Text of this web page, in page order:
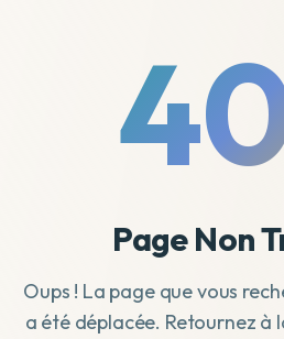
Page Non
Oups ! La page que vous
a été déplacée. Retournez à